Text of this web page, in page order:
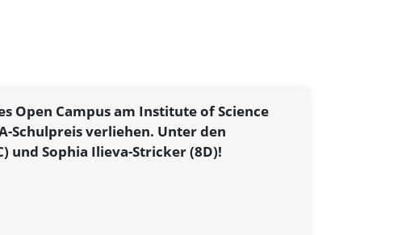
Open Campus am Institute of Science
Schulpreis verliehen. Unter den
und Sophia Ilieva-Stricker (8D)!